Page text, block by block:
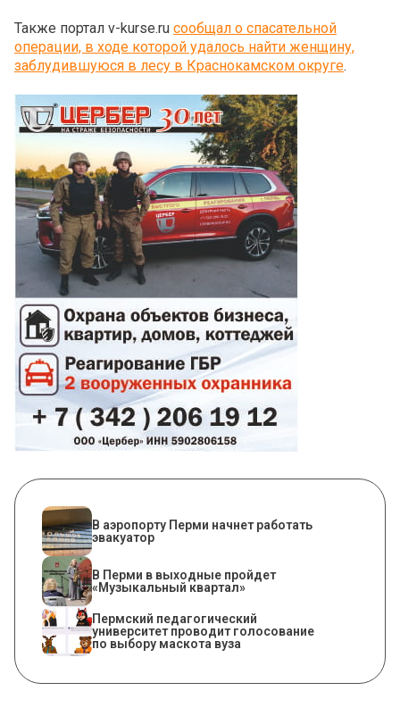
Также портал v-kurse.ru сообщал о спасательной
операции, в ходе которой удалось найти женщину,
заблудившуюся в лесу в Краснокамском округе.
В аэропорту Перми начнет работать
эвакуатор
В Перми в выходные пройдет
«Музыкальный квартал»
Пермский педагогический
университет проводит голосование
по выбору маскота вуза